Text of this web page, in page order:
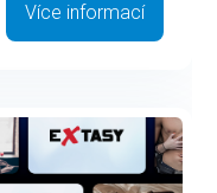
Více informací